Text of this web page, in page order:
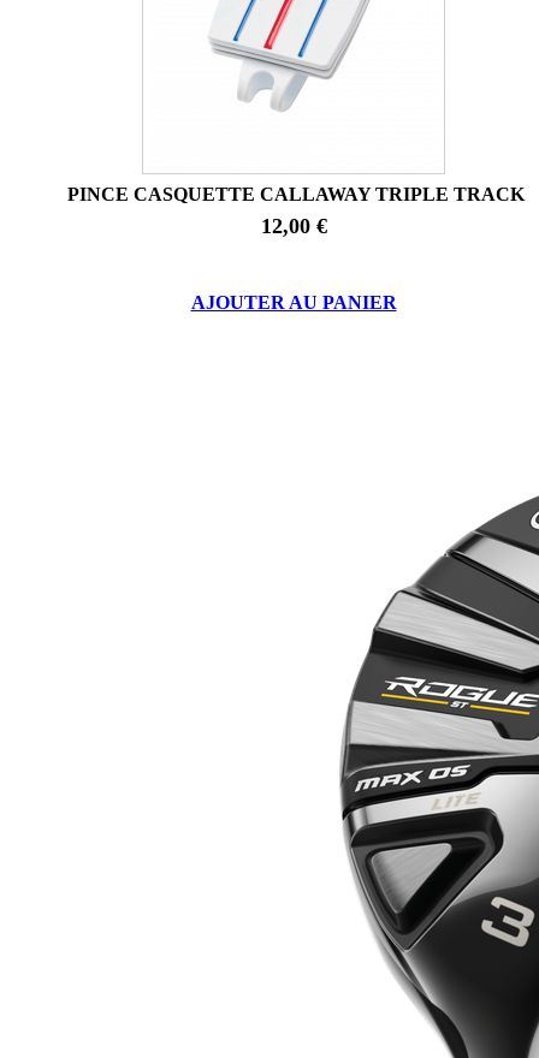
PINCE CASQUETTE CALLAWAY TRIPLE TRACK
12,00 €
AJOUTER AU PANIER